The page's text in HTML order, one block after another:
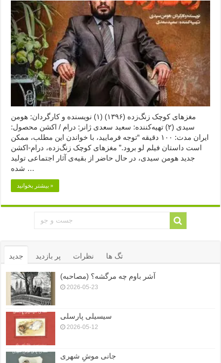
مغزهای کوچک زنگ‌زده (۱۳۹۶) (۱) نویسنده و کارگردان: هومن
سیدی (۲) تهیه‌کننده: سعید سعدی ژانر: درام / اکشن محصول:
ایران مدت: ۱۰۰ دقیقه “توجه فرمایید،‌ با خواندن این مطلب، ممکن
است داستان فیلم لو برود.” مغزهای کوچک زنگ‌زده، درام-اکشن
جدید هومن سیدی، در حال حاضر از بقیه‌ی آثار اجتماعی تولید
شده …
بیشتر بخوانید »
جدید پر بازدید نظرات تگ ها
آشر باوم چه مرگشه؟ (مصاحبه)
2026-05-23
سیسیلی پارسلی
2026-05-12
جانی موشِ شهری